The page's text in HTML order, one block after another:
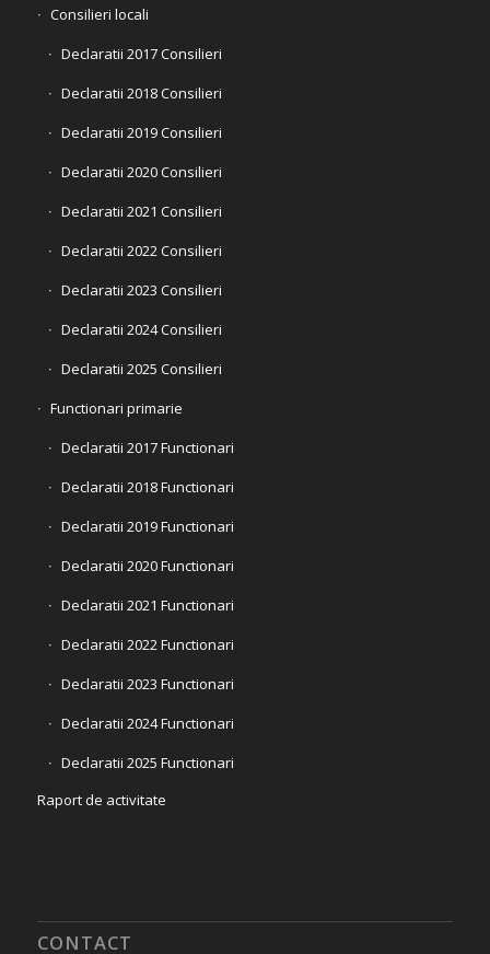
Consilieri locali
Declaratii 2017 Consilieri
Declaratii 2018 Consilieri
Declaratii 2019 Consilieri
Declaratii 2020 Consilieri
Declaratii 2021 Consilieri
Declaratii 2022 Consilieri
Declaratii 2023 Consilieri
Declaratii 2024 Consilieri
Declaratii 2025 Consilieri
Functionari primarie
Declaratii 2017 Functionari
Declaratii 2018 Functionari
Declaratii 2019 Functionari
Declaratii 2020 Functionari
Declaratii 2021 Functionari
Declaratii 2022 Functionari
Declaratii 2023 Functionari
Declaratii 2024 Functionari
Declaratii 2025 Functionari
Raport de activitate
CONTACT